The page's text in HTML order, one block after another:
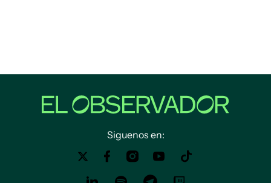
Siguenos en: